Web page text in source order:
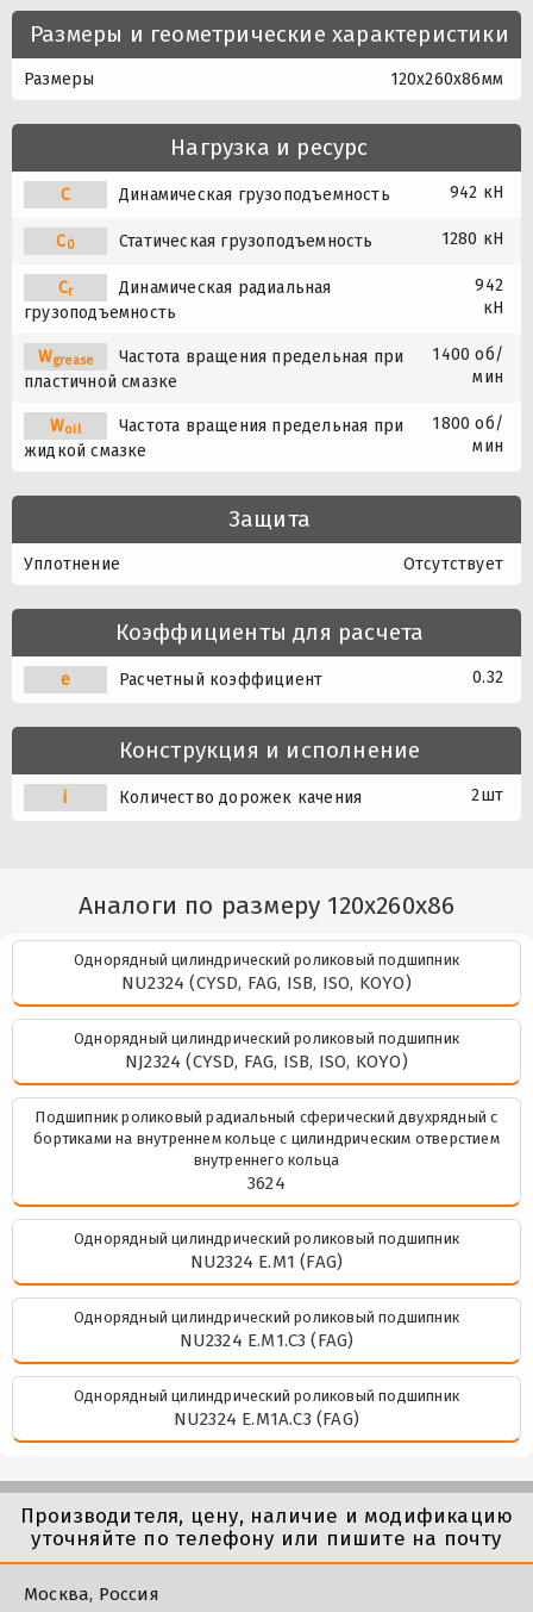
Размеры и геометрические характеристики
Размеры 120x260x86мм
Нагрузка и ресурс
C Динамическая грузоподъемность 942 кН
C0 Статическая грузоподъемность 1280 кН
Cr
Динамическая радиальная
грузоподъемность
942
кН
Wgrease
Частота вращения предельная при
пластичной смазке
1400 об/
мин
Woil
Частота вращения предельная при
жидкой смазке
1800 об/
мин
Защита
Уплотнение Отсутствует
Коэффициенты для расчета
e Расчетный коэффициент 0.32
Конструкция и исполнение
i Количество дорожек качения 2шт
Аналоги по размеру 120x260x86
Однорядный цилиндрический роликовый подшипник
NU2324 (CYSD, FAG, ISB, ISO, KOYO)
Однорядный цилиндрический роликовый подшипник
NJ2324 (CYSD, FAG, ISB, ISO, KOYO)
Подшипник роликовый радиальный сферический двухрядный с
бортиками на внутреннем кольце с цилиндрическим отверстием
внутреннего кольца
3624
Однорядный цилиндрический роликовый подшипник
NU2324 E.M1 (FAG)
Однорядный цилиндрический роликовый подшипник
NU2324 E.M1.C3 (FAG)
Однорядный цилиндрический роликовый подшипник
NU2324 E.M1A.C3 (FAG)
Производителя, цену, наличие и модификацию
уточняйте по телефону или пишите на почту
Москва, Россия